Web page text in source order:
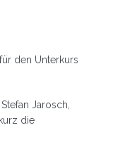
den Unterkurs
Jarosch,
die